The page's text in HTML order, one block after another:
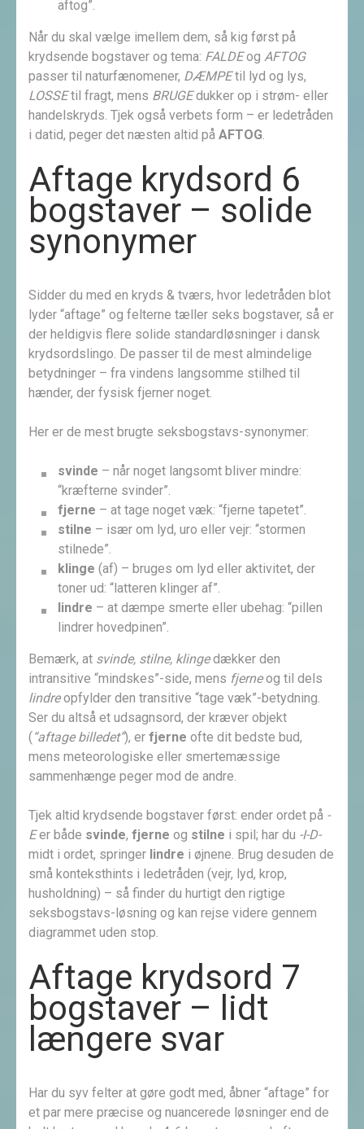
aftog”.
Når du skal vælge imellem dem, så kig først på
krydsende bogstaver og tema: FALDEog AFTOG
passer til naturfænomener, DÆMPEtil lyd og lys,
LOSSEtil fragt, mens BRUGEdukker op i strøm- eller
handelskryds. Tjek også verbets form – er ledetråden
i datid, peger det næsten altid på AFTOG.
Aftage krydsord 6
bogstaver – solide
synonymer
Sidder du med en kryds & tværs, hvor ledetråden blot
lyder “aftage” og felterne tæller seks bogstaver, så er
der heldigvis flere solide standardløsninger i dansk
krydsordslingo. De passer til de mest almindelige
betydninger – fra vindens langsomme stilhed til
hænder, der fysisk fjerner noget.
Her er de mest brugte seksbogstavs-synonymer:
svinde – når noget langsomt bliver mindre:
“kræfterne svinder”.
fjerne – at tage noget væk: “fjerne tapetet”.
stilne – især om lyd, uro eller vejr: “stormen
stilnede”.
klinge (af) – bruges om lyd eller aktivitet, der
toner ud: “latteren klinger af”.
lindre – at dæmpe smerte eller ubehag: “pillen
lindrer hovedpinen”.
Bemærk, at svinde, stilne, klingedækker den
intransitive “mindskes”-side, mens fjerneog til dels
lindreopfylder den transitive “tage væk”-betydning.
Ser du altså et udsagnsord, der kræver objekt
(“aftage billedet”), er fjerne ofte dit bedste bud,
mens meteorologiske eller smertemæssige
sammenhænge peger mod de andre.
Tjek altid krydsende bogstaver først: ender ordet på -
Eer både svinde, fjerne og stilne i spil; har du -I-D-
midt i ordet, springer lindre i øjnene. Brug desuden de
små konteksthints i ledetråden (vejr, lyd, krop,
husholdning) – så finder du hurtigt den rigtige
seksbogstavs-løsning og kan rejse videre gennem
diagrammet uden stop.
Aftage krydsord 7
bogstaver – lidt
længere svar
Har du syv felter at gøre godt med, åbner “aftage” for
et par mere præcise og nuancerede løsninger end de